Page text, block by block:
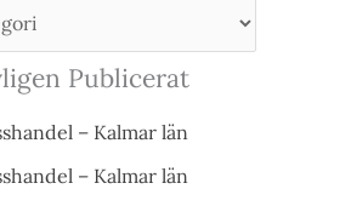
Publicerat
– Kalmar län
– Kalmar län